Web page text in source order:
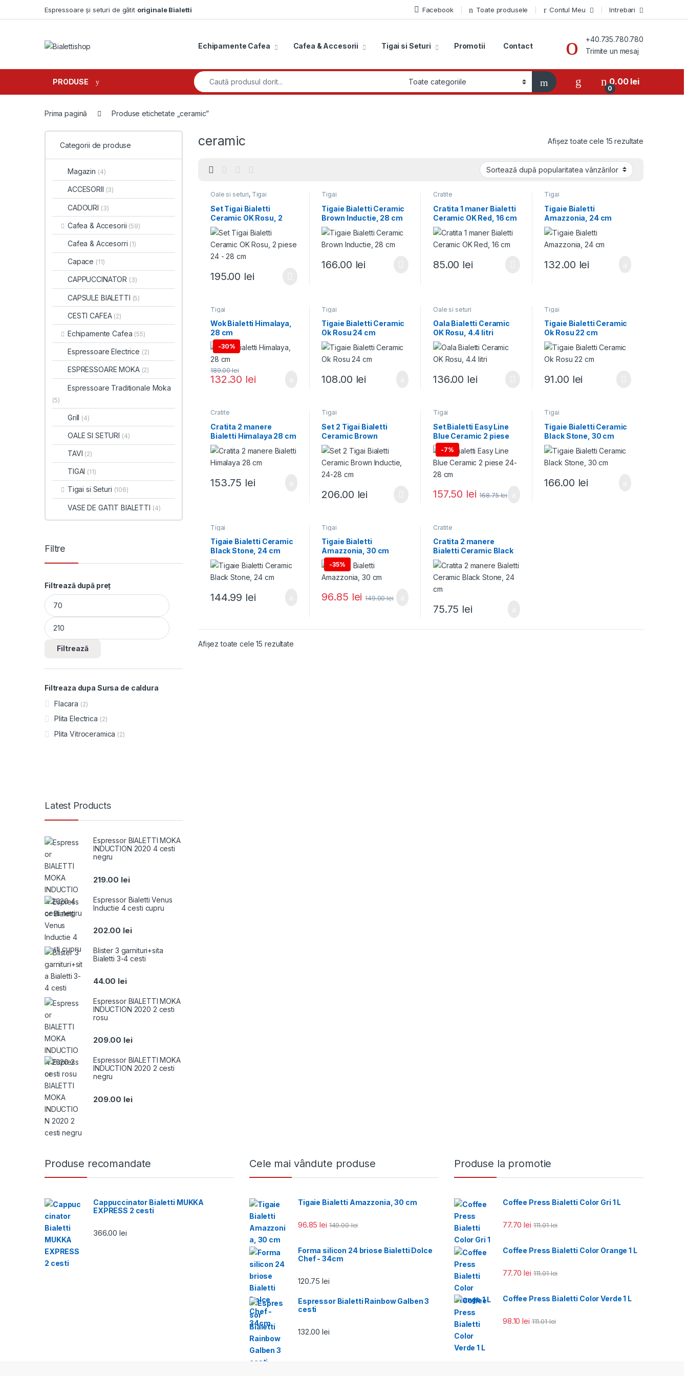
Espressoare și seturi de gătit originale Bialetti Facebook Toate produsele Contul Meu Intrebari
Echipamente Cafea Cafea & Accesorii Tigai si Seturi Promotii Contact
+40.735.780.780
Trimite un mesaj
PRODUSE
Search for:
0
0.00 lei
Prima pagină Produse etichetate „ceramic”
ceramic Afișez toate cele 15 rezultate
Oale si seturi, Tigai
Set Tigai Bialetti
Ceramic OK Rosu, 2
piese 24 – 28 cm
195.00 lei
Tigai
Tigaie Bialetti Ceramic
Brown Inductie, 28 cm
166.00 lei
Cratite
Cratita 1 maner Bialetti
Ceramic OK Red, 16 cm
85.00 lei
Tigai
Tigaie Bialetti
Amazzonia, 24 cm
132.00 lei
Tigai
Wok Bialetti Himalaya,
28 cm
-30%
132.30 lei
189.00lei
Tigai
Tigaie Bialetti Ceramic
Ok Rosu 24 cm
108.00 lei
Oale si seturi
Oala Bialetti Ceramic
OK Rosu, 4.4 litri
136.00 lei
Tigai
Tigaie Bialetti Ceramic
Ok Rosu 22 cm
91.00 lei
Cratite
Cratita 2 manere
Bialetti Himalaya 28 cm
153.75 lei
Tigai
Set 2 Tigai Bialetti
Ceramic Brown
Inductie, 24-28 cm
206.00 lei
Tigai
Set Bialetti Easy Line
Blue Ceramic 2 piese
24-28 cm
-7%
157.50 lei 168.75lei
Tigai
Tigaie Bialetti Ceramic
Black Stone, 30 cm
166.00 lei
Tigai
Tigaie Bialetti Ceramic
Black Stone, 24 cm
144.99 lei
Tigai
Tigaie Bialetti
Amazzonia, 30 cm
-35%
96.85 lei 149.00lei
Cratite
Cratita 2 manere
Bialetti Ceramic Black
Stone, 24 cm
75.75 lei
Afișez toate cele 15 rezultateSortat după popularitate
Categorii de produse
Magazin (4)
ACCESORII (3)
CADOURI (3)
Cafea & Accesorii (59)
Cafea & Accesorri (1)
Capace (11)
CAPPUCCINATOR (3)
CAPSULE BIALETTI (5)
CESTI CAFEA (2)
Echipamente Cafea (55)
Espressoare Electrice (2)
ESPRESSOARE MOKA (2)
Espressoare Traditionale Moka
(5)
Grill (4)
OALE SI SETURI (4)
TAVI (2)
TIGAI (11)
Tigai si Seturi (106)
VASE DE GATIT BIALETTI (4)
Filtre
Filtrează după preț
Preț minim
Preț maxim
Filtrează
Filtreaza dupa Sursa de caldura
Flacara (2)
Plita Electrica (2)
Plita Vitroceramica (2)
Latest Products
Espressor BIALETTI MOKA
INDUCTION 2020 4 cesti
negru
219.00 lei
Espressor Bialetti Venus
Inductie 4 cesti cupru
202.00 lei
Blister 3 garnituri+sita
Bialetti 3-4 cesti
44.00 lei
Espressor BIALETTI MOKA
INDUCTION 2020 2 cesti
rosu
209.00 lei
Espressor BIALETTI MOKA
INDUCTION 2020 2 cesti
negru
209.00 lei
Produse recomandate
Cappuccinator Bialetti MUKKA
EXPRESS 2 cesti
366.00lei
Cele mai vândute produse
Tigaie Bialetti Amazzonia, 30 cm
96.85lei 149.00lei
Forma silicon 24 briose Bialetti Dolce
Chef - 34cm
120.75lei
Espressor Bialetti Rainbow Galben 3
cesti
132.00lei
Produse la promotie
Coffee Press Bialetti Color Gri 1 L
77.70lei 111.01lei
Coffee Press Bialetti Color Orange 1 L
77.70lei 111.01lei
Coffee Press Bialetti Color Verde 1 L
98.10lei 111.01lei